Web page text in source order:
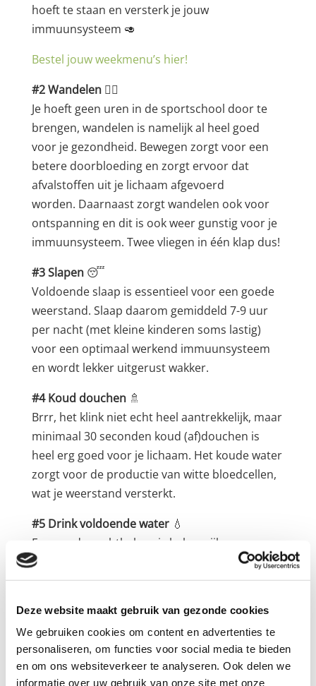
Deze website maakt gebruik van gezonde cookies
We gebruiken cookies om content en advertenties te
personaliseren, om functies voor social media te bieden
en om ons websiteverkeer te analyseren. Ook delen we
informatie over uw gebruik van onze site met onze
hoeft te staan en versterk je jouw
immuunsysteem 🥑
Bestel jouw weekmenu’s hier!
#2 Wandelen 🚶‍♀️
Je hoeft geen uren in de sportschool door te
brengen, wandelen is namelijk al heel goed
voor je gezondheid. Bewegen zorgt voor een
betere doorbloeding en zorgt ervoor dat
afvalstoffen uit je lichaam afgevoerd
worden. Daarnaast zorgt wandelen ook voor
ontspanning en dit is ook weer gunstig voor je
immuunsysteem. Twee vliegen in één klap dus!
#3 Slapen 😴
Voldoende slaap is essentieel voor een goede
weerstand. Slaap daarom gemiddeld 7-9 uur
per nacht (met kleine kinderen soms lastig)
voor een optimaal werkend immuunsysteem
en wordt lekker uitgerust wakker.
#4 Koud douchen 🚿
Brrr, het klink niet echt heel aantrekkelijk, maar
minimaal 30 seconden koud (af)douchen is
heel erg goed voor je lichaam. Het koude water
zorgt voor de productie van witte bloedcellen,
wat je weerstand versterkt.
#5 Drink voldoende water 💧
Een goede vochtbalans is belangrijk voor een
sterke weerstand. Probeer iedere dag
minimaal 2 liter water te drinken, zodat
Met welke tip(s) ga jij aan de slag?
Wil je door mij begeleid worden met een
gezonder eetpatroon? Of wil je graag afvallen?